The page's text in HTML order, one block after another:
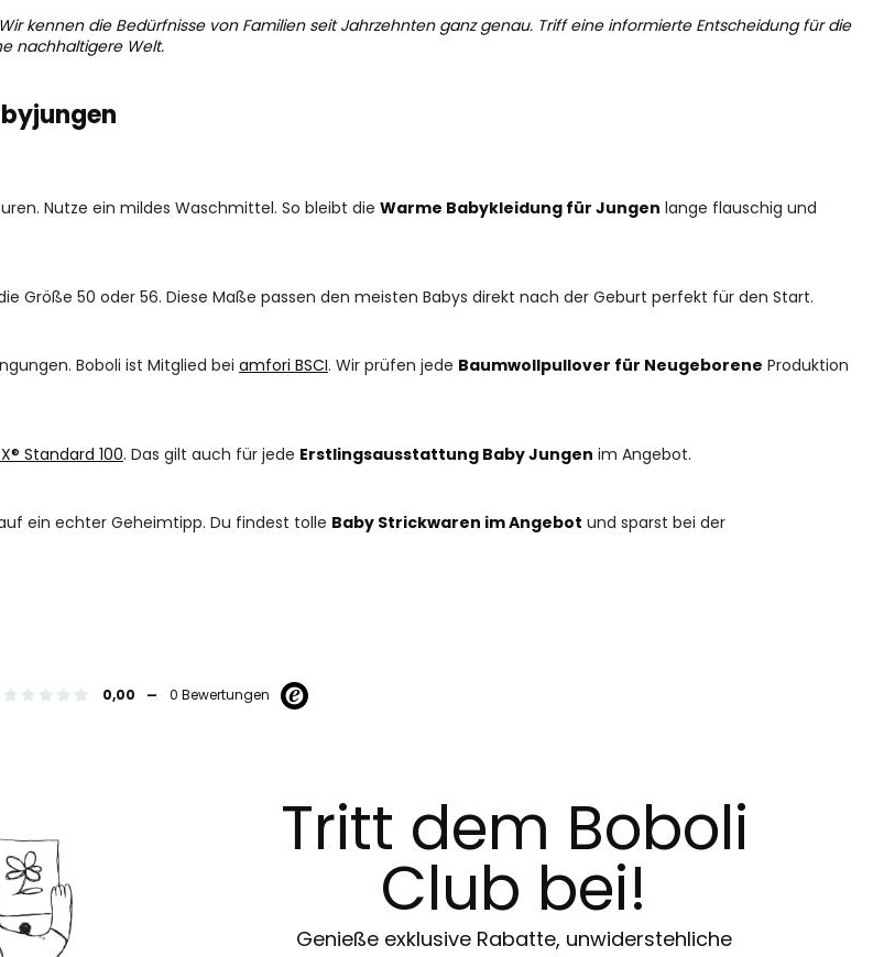
kennen die Bedürfnisse von Familien seit Jahrzehnten ganz genau. Triff eine informierte Entscheidung für die
nachhaltigere Welt.
Nutze ein mildes Waschmittel. So bleibt die Warme Babykleidung für Jungen lange flauschig und
Größe 50 oder 56. Diese Maße passen den meisten Babys direkt nach der Geburt perfekt für den Start.
Boboli ist Mitglied bei amfori BSCI. Wir prüfen jede Baumwollpullover für Neugeborene Produktion
Standard 100. Das gilt auch für jede Erstlingsausstattung Baby Jungen im Angebot.
ein echter Geheimtipp. Du findest tolle Baby Strickwaren im Angebot und sparst bei der
0,00 - 0 Bewertungen
Tritt dem Boboli
Club bei!
Genieße exklusive Rabatte, unwiderstehliche